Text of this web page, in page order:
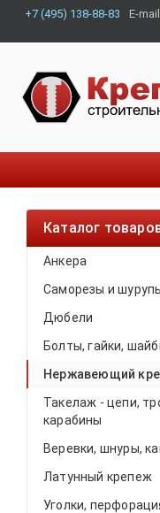
+7 (495) 138-88-83 E-
Каталог
Анкера
Саморезы и
Дюбели
Болты, гайки,
Нержавеющий
Такелаж - цепи,
карабины
Веревки, шнуры,
Латунный крепеж
Уголки,